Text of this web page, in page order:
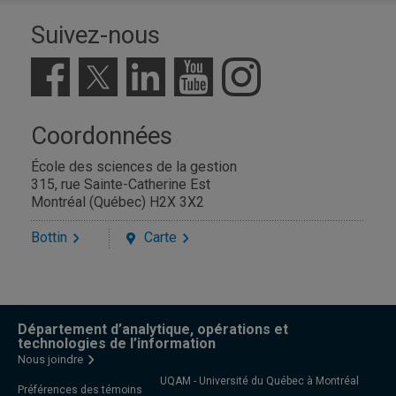
Suivez-nous
Coordonnées
École des sciences de la gestion
315, rue Sainte-Catherine Est
Montréal (Québec) H2X 3X2
Bottin Carte
Département d’analytique, opérations et
technologies de l’information
Nous joindre
Préférences des témoins
UQAM - Université du Québec à Montréal